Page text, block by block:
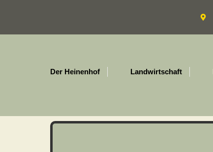
Der Heinenhof Landwirtschaft